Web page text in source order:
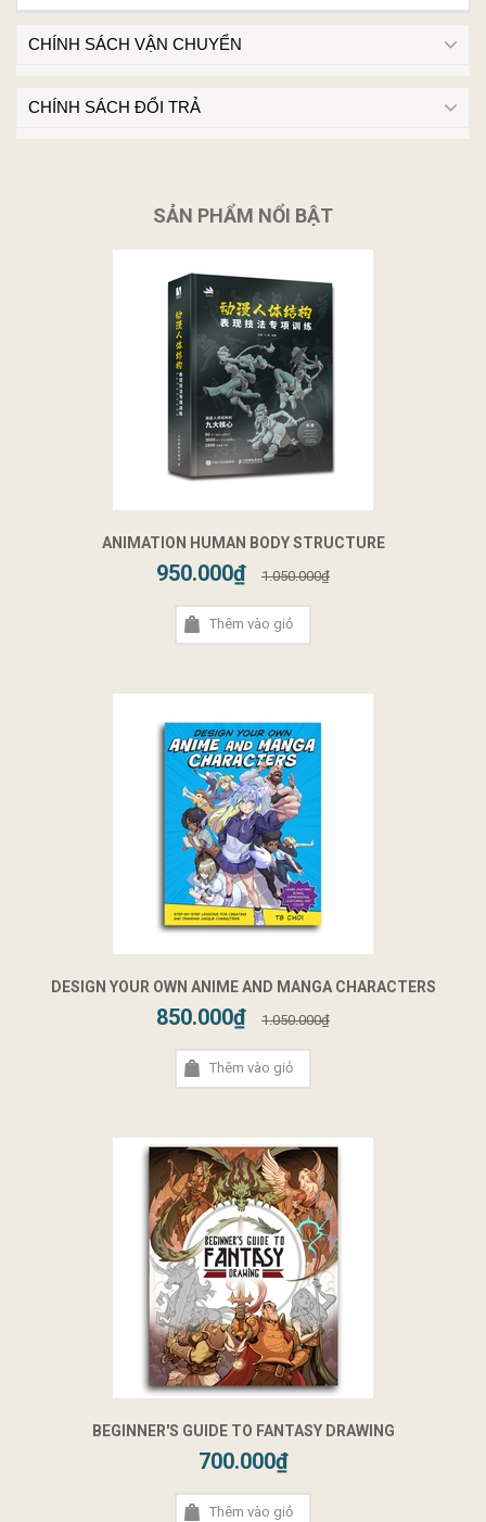
CHÍNH SÁCH VẬN CHUYỂN
CHÍNH SÁCH ĐỔI TRẢ
SẢN PHẨM NỔI BẬT
ANIMATION HUMAN BODY STRUCTURE
950.000₫ 1.050.000₫
Thêm vào giỏ
DESIGN YOUR OWN ANIME AND MANGA CHARACTERS
850.000₫ 1.050.000₫
Thêm vào giỏ
BEGINNER'S GUIDE TO FANTASY DRAWING
700.000₫
Thêm vào giỏ